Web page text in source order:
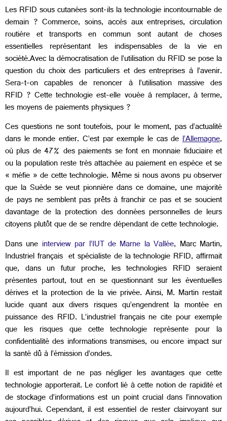
Les RFID sous cutanées sont-ils la technologie incontournable de
demain ? Commerce, soins, accès aux entreprises, circulation
routière et transports en commun sont autant de choses
essentielles représentant les indispensables de la vie en
société.Avec la démocratisation de l’utilisation du RFID se pose la
question du choix des particuliers et des entreprises à l’avenir.
Sera-t-on capables de renoncer à l’utilisation massive des
RFID ? Cette technologie est-elle vouée à remplacer, à terme,
les moyens de paiements physiques ?
Ces questions ne sont toutefois, pour le moment, pas d’actualité
dans le monde entier. C’est par exemple le cas de l’Allemagne,
où plus de 47% des paiements se font en monnaie fiduciaire et
ou la population reste très attachée au paiement en espèce et se
« méfie » de cette technologie. Même si nous avons pu observer
que la Suède se veut pionnière dans ce domaine, une majorité
de pays ne semblent pas prêts à franchir ce pas et se soucient
davantage de la protection des données personnelles de leurs
citoyens plutôt que de se rendre dépendant de cette technologie.
Dans une interview par l’IUT de Marne la Vallée, Marc Martin,
Industriel français et spécialiste de la technologie RFID, affirmait
que, dans un futur proche, les technologies RFID seraient
présentes partout, tout en se questionnant sur les éventuelles
dérives et la protection de la vie privée. Ainsi, M. Martin restait
lucide quant aux divers risques qu’engendrent la montée en
puissance des RFID. L’industriel français ne cite pour exemple
que les risques que cette technologie représente pour la
confidentialité des informations transmises, ou encore impact sur
la santé dû à l’émission d’ondes.
Il est important de ne pas négliger les avantages que cette
technologie apporterait. Le confort lié à cette notion de rapidité et
de stockage d’informations est un point crucial dans l’innovation
aujourd’hui. Cependant, il est essentiel de rester clairvoyant sur